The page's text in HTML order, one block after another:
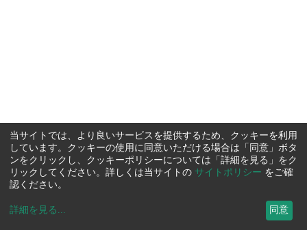
当サイトでは、より良いサービスを提供するため、クッキーを利用
しています。クッキーの使用に同意いただける場合は「同意」ボタ
ンをクリックし、クッキーポリシーについては「詳細を見る」をク
リックしてください。詳しくは当サイトの サイトポリシー をご確
認ください。
詳細を見る ... 同意